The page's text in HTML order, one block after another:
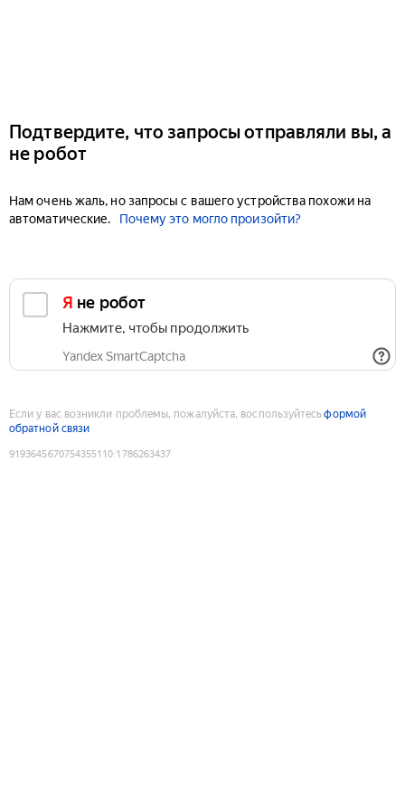
Подтвердите, что запросы отправляли вы, а
не робот
Нам очень жаль, но запросы с вашего устройства похожи на
автоматические.
Почему это могло произойти?
Я не робот
Нажмите, чтобы продолжить
Yandex SmartCaptcha
Если у вас возникли проблемы, пожалуйста, воспользуйтесьформой
обратной связи
9193645670754355110:1786263437